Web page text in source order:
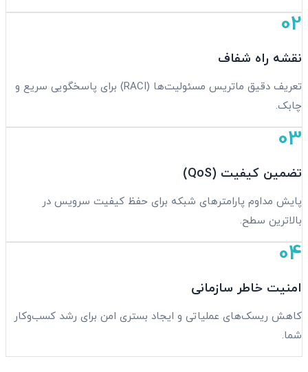
02
نقشه راه شفاف
تعریف دقیق ماتریس مسئولیت‌ها (RACI) برای پاسخگویی سریع و
چابک.
03
تضمین کیفیت (QoS)
پایش مداوم پارامترهای شبکه برای حفظ کیفیت سرویس در
بالاترین سطح.
04
امنیت خاطر سازمانی
کاهش ریسک‌های عملیاتی و ایجاد بستری امن برای رشد کسب‌وکار
شما.